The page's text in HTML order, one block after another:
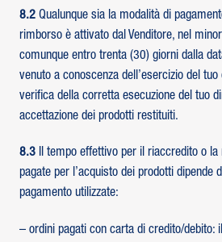
8.2 Qualunque sia la modalità di
rimborso è attivato dal Venditore, nel
comunque entro trenta (30) giorni dalla
venuto a conoscenza dell’esercizio del
verifica della corretta esecuzione del tuo
accettazione dei prodotti restituiti.
8.3 Il tempo effettivo per il riaccredito o
pagate per l’acquisto dei prodotti dipende
pagamento utilizzate:
– ordini pagati con carta di credito/debito: